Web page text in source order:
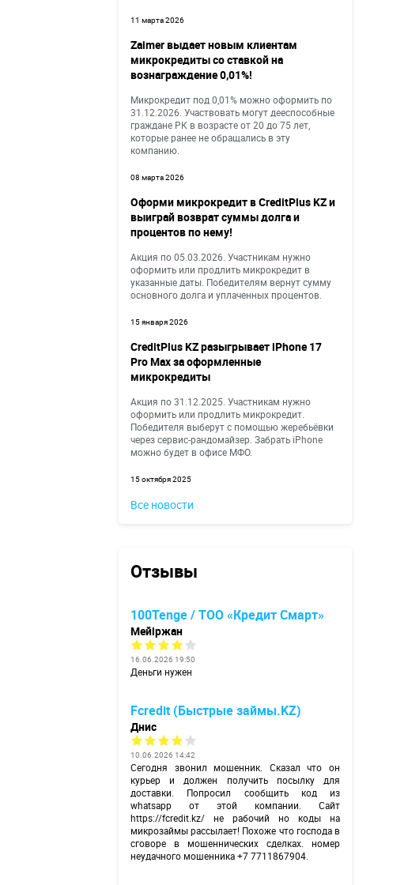
11 марта 2026
Zaimer выдает новым клиентам
микрокредиты со ставкой на
вознаграждение 0,01%!
Микрокредит под 0,01% можно оформить по
31.12.2026. Участвовать могут дееспособные
граждане РК в возрасте от 20 до 75 лет,
которые ранее не обращались в эту
компанию.
08 марта 2026
Оформи микрокредит в CreditPlus KZ и
выиграй возврат суммы долга и
процентов по нему!
Акция по 05.03.2026. Участникам нужно
оформить или продлить микрокредит в
указанные даты. Победителям вернут сумму
основного долга и уплаченных процентов.
15 января 2026
CreditPlus KZ разыгрывает iPhone 17
Pro Max за оформленные
микрокредиты
Акция по 31.12.2025. Участникам нужно
оформить или продлить микрокредит.
Победителя выберут с помощью жеребьёвки
через сервис-рандомайзер. Забрать iPhone
можно будет в офисе МФО.
15 октября 2025
Все новости
Отзывы
100Tenge / ТОО «Кредит Смарт»
Мейіржан
16.06.2026 19:50
Деньги нужен
Fcredit (Быстрые займы.KZ)
Днис
10.06.2026 14:42
Сегодня звонил мошенник. Сказал что он
курьер и должен получить посылку для
доставки. Попросил сообщить код из
whatsapp от этой компании. Сайт
https://fcredit.kz/ не рабочий но коды на
микрозаймы рассылает! Похоже что господа в
сговоре в мошеннических сделках. номер
неудачного мошенника +7 7711867904.